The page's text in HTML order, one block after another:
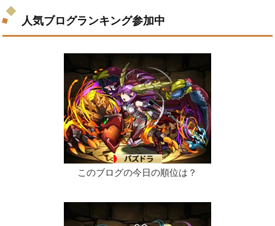
人気ブログランキング参加中
このブログの今日の順位は？